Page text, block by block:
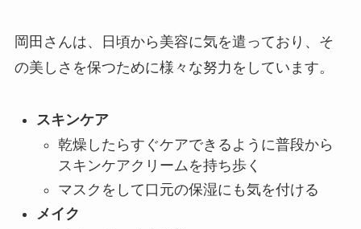
岡田さんは、日頃から美容に気を遣っており、そ
の美しさを保つために様々な努力をしています。
スキンケア
乾燥したらすぐケアできるように普段から
スキンケアクリームを持ち歩く
マスクをして口元の保湿にも気を付ける
メイク